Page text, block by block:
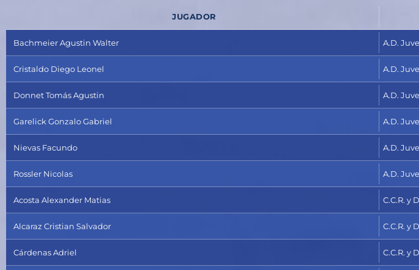
JUGADOR
Bachmeier Agustin Walter A.D.
Cristaldo Diego Leonel A.D.
Donnet Tomás Agustin A.D.
Garelick Gonzalo Gabriel A.D.
Nievas Facundo A.D.
Rossler Nicolas A.D.
Acosta Alexander Matias C.C.R. y
Alcaraz Cristian Salvador C.C.R. y
Cárdenas Adriel C.C.R. y